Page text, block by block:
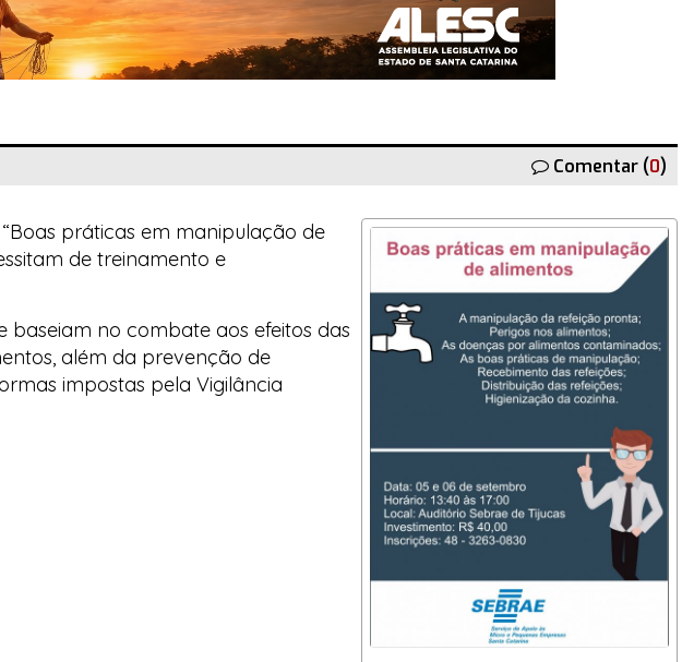
Comentar (0)
práticas em manipulação de
de treinamento e
baseiam no combate aos efeitos das
além da prevenção de
impostas pela Vigilância